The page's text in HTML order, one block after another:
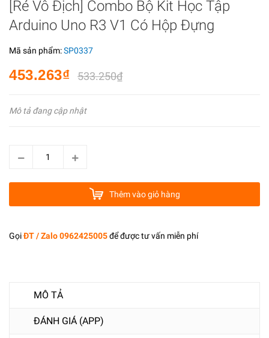
[Rẻ Vô Địch] Combo Bộ Kit Học Tập
Arduino Uno R3 V1 Có Hộp Đựng
Mã sản phẩm:SP0337
453.263₫ 533.250₫
Mô tả đang cập nhật
Thêm vào giỏ hàng
GọiĐT / Zalo 0962425005để được tư vấn miễn phí
MÔ TẢ
ĐÁNH GIÁ (APP)